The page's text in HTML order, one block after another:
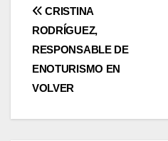
Navegación
de
entradas
CRISTINA
RODRÍGUEZ,
RESPONSABLE DE
ENOTURISMO EN
VOLVER